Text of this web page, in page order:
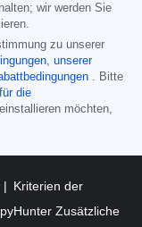
wir werden Sie
zu unserer
unserer
. Bitte
die
möchten,
Kriterien der
Zusätzliche